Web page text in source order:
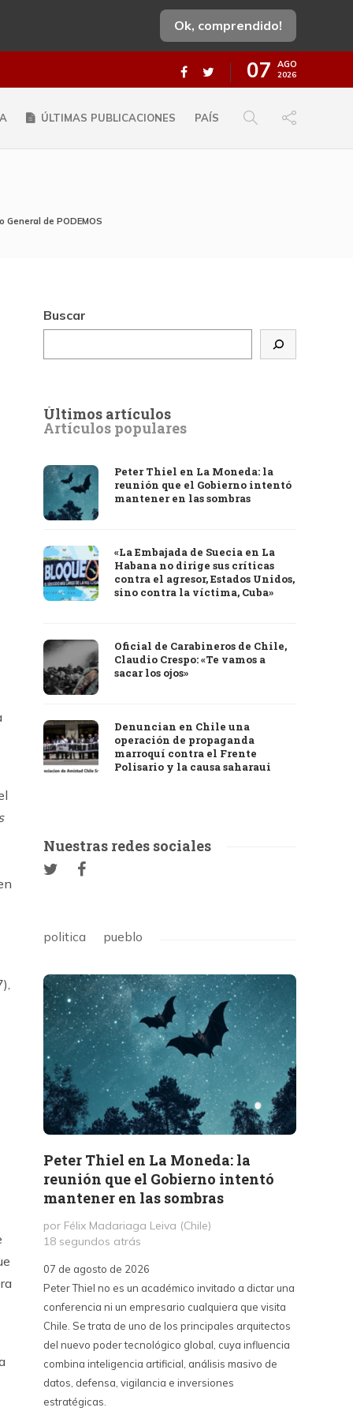
Ok, comprendido!
07 AGO
2026
ÚLTIMAS PUBLICACIONES PAÍS
de PODEMOS
Buscar
Últimos artículos
Artículos populares
Peter Thiel en La Moneda: la
reunión que el Gobierno intentó
mantener en las sombras
«La Embajada de Suecia en La
Habana no dirige sus críticas
contra el agresor, Estados Unidos,
sino contra la víctima, Cuba»
Oficial de Carabineros de Chile,
Claudio Crespo: «Te vamos a
sacar los ojos»
Denuncian en Chile una
operación de propaganda
marroquí contra el Frente
Polisario y la causa saharaui
Nuestras redes sociales
politica pueblo
Peter Thiel en La Moneda: la
reunión que el Gobierno intentó
mantener en las sombras
por Félix Madariaga Leiva (Chile)
18 segundos atrás
07 de agosto de 2026
Peter Thiel no es un académico invitado a dictar una
conferencia ni un empresario cualquiera que visita
Chile. Se trata de uno de los principales arquitectos
del nuevo poder tecnológico global, cuya influencia
combina inteligencia artificial, análisis masivo de
datos, defensa, vigilancia e inversiones
estratégicas.